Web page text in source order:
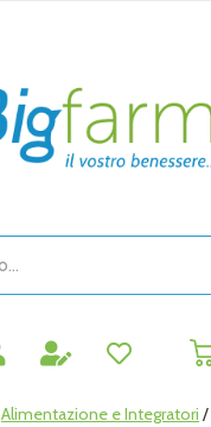
Alimentazione e Integratori /